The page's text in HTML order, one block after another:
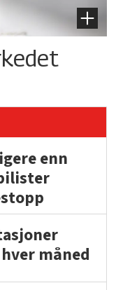
enn
måned